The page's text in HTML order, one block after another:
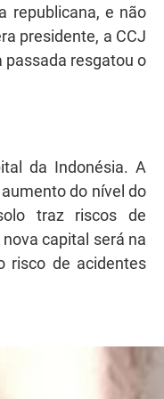
republicana, e não
presidente, a CCJ
passada resgatou o
da Indonésia. A
do nível do
traz riscos de
capital será na
risco de acidentes